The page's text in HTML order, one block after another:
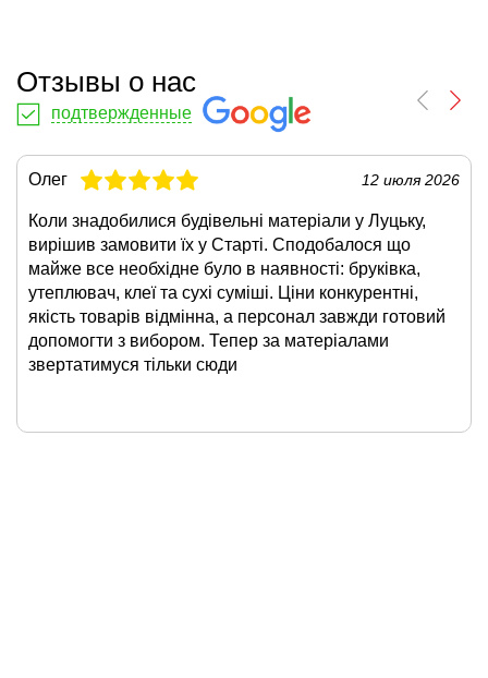
Отзывы о нас
подтвержденные
Олег 12 июля 2026
Коли знадобилися будівельні матеріали у Луцьку,
вирішив замовити їх у Старті. Сподобалося що
майже все необхідне було в наявності: бруківка,
утеплювач, клеї та сухі суміші. Ціни конкурентні,
якість товарів відмінна, а персонал завжди готовий
допомогти з вибором. Тепер за матеріалами
звертатимуся тільки сюди